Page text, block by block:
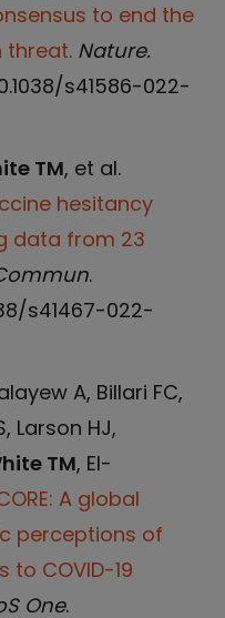
to end the
threat. Nature.
s41586-022-
TM, et al.
hesitancy
data from 23
.
s41467-022-
A, Billari FC,
Larson HJ,
TM, El-
A global
perceptions of
COVID-19
One.